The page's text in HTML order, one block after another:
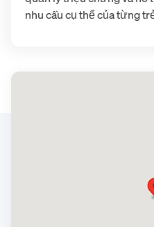
nhu cầu cụ thể của từng